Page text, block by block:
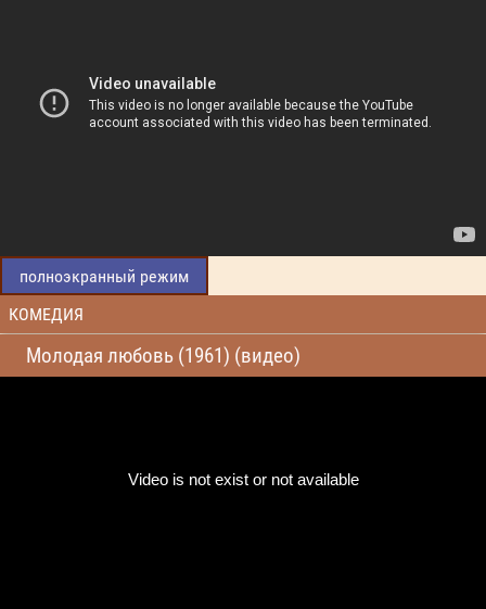
полноэкранный режим
КОМЕДИЯ
Молодая любовь (1961) (видео)